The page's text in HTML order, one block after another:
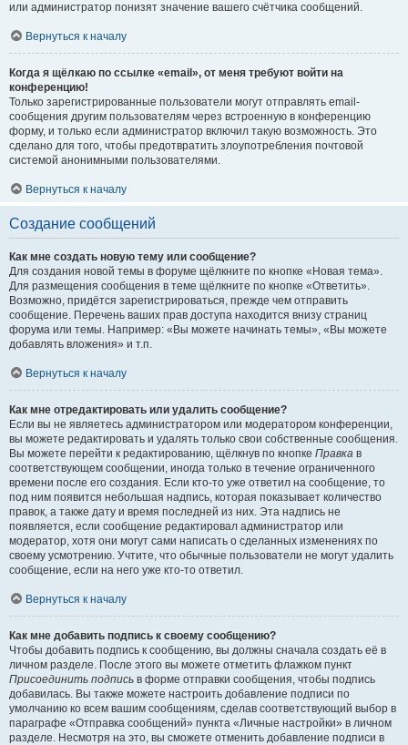
или администратор понизят значение вашего счётчика сообщений.
Вернуться к началу
Когда я щёлкаю по ссылке «email», от меня требуют войти на
конференцию!
Только зарегистрированные пользователи могут отправлять email-
сообщения другим пользователям через встроенную в конференцию
форму, и только если администратор включил такую возможность. Это
сделано для того, чтобы предотвратить злоупотребления почтовой
системой анонимными пользователями.
Вернуться к началу
Создание сообщений
Как мне создать новую тему или сообщение?
Для создания новой темы в форуме щёлкните по кнопке «Новая тема».
Для размещения сообщения в теме щёлкните по кнопке «Ответить».
Возможно, придётся зарегистрироваться, прежде чем отправить
сообщение. Перечень ваших прав доступа находится внизу страниц
форума или темы. Например: «Вы можете начинать темы», «Вы можете
добавлять вложения» и т.п.
Вернуться к началу
Как мне отредактировать или удалить сообщение?
Если вы не являетесь администратором или модератором конференции,
вы можете редактировать и удалять только свои собственные сообщения.
Вы можете перейти к редактированию, щёлкнув по кнопке Правка в
соответствующем сообщении, иногда только в течение ограниченного
времени после его создания. Если кто-то уже ответил на сообщение, то
под ним появится небольшая надпись, которая показывает количество
правок, а также дату и время последней из них. Эта надпись не
появляется, если сообщение редактировал администратор или
модератор, хотя они могут сами написать о сделанных изменениях по
своему усмотрению. Учтите, что обычные пользователи не могут удалить
сообщение, если на него уже кто-то ответил.
Вернуться к началу
Как мне добавить подпись к своему сообщению?
Чтобы добавить подпись к сообщению, вы должны сначала создать её в
личном разделе. После этого вы можете отметить флажком пункт
Присоединить подпись в форме отправки сообщения, чтобы подпись
добавилась. Вы также можете настроить добавление подписи по
умолчанию ко всем вашим сообщениям, сделав соответствующий выбор в
параграфе «Отправка сообщений» пункта «Личные настройки» в личном
разделе. Несмотря на это, вы сможете отменить добавление подписи в